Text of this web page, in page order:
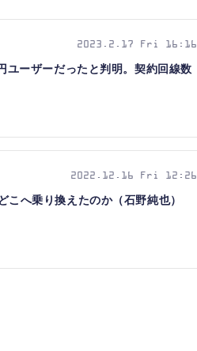
ユーザーだったと判明。契約回線数
2023.2.17 Fri 16:16
へ乗り換えたのか（石野純也）
2022.12.16 Fri 12:26